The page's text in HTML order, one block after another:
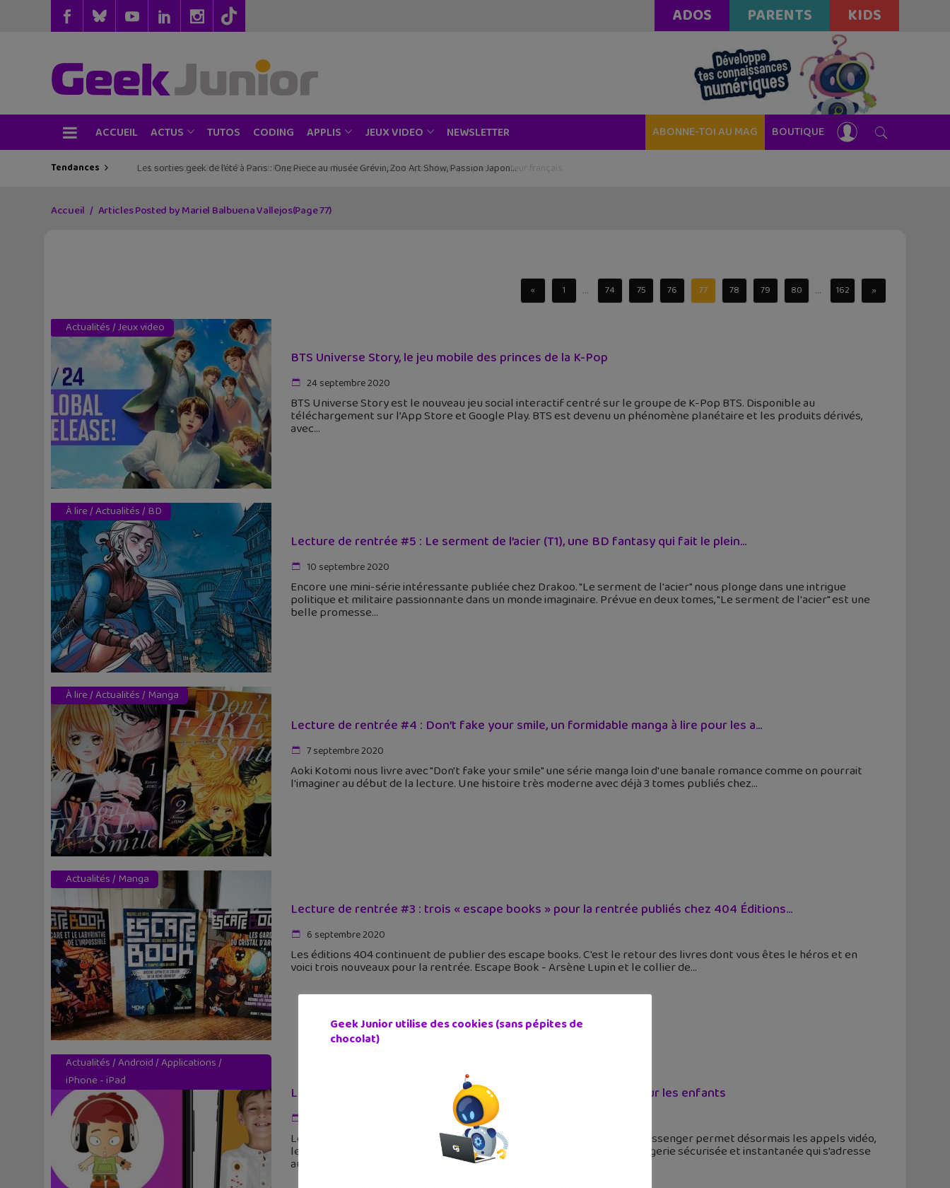
ADOS PARENTS KIDS
ACCUEIL ACTUS TUTOS CODING APPLIS JEUX VIDEO NEWSLETTER ABONNE-TOI AU MAG BOUTIQUE
Tendances Les sorties geek de l’été à Paris : One Piece au musée Grévin, Zoo Art Show, Passion Japon…
Accueil Articles Posted by Mariel Balbuena Vallejos(Page 77)
« 1 ... 74 75 76 77 78 79 80 ... 162 »
Actualités/Jeux video
BTS Universe Story, le jeu mobile des princes de la K-Pop
24 septembre 2020
BTS Universe Story est le nouveau jeu social interactif centré sur le groupe de K-Pop BTS. Disponible au
téléchargement sur l’App Store et Google Play. BTS est devenu un phénomène planétaire et les produits dérivés,
avec
À lire/Actualités/ BD
Lecture de rentrée #5 : Le serment de l’acier (T1), une BD fantasy qui fait le plein...
10 septembre 2020
Encore une mini-série intéressante publiée chez Drakoo. "Le serment de l'acier" nous plonge dans une intrigue
politique et militaire passionnante dans un monde imaginaire. Prévue en deux tomes, "Le serment de l'acier" est une
belle promesse
À lire/Actualités/ Manga
Lecture de rentrée #4 : Don’t fake your smile, un formidable manga à lire pour les a...
7 septembre 2020
Aoki Kotomi nous livre avec "Don't fake your smile" une série manga loin d'une banale romance comme on pourrait
l'imaginer au début de la lecture. Une histoire très moderne avec déjà 3 tomes publiés chez
Actualités/ Manga
Lecture de rentrée #3 : trois « escape books » pour la rentrée publiés chez 404 Éditions...
6 septembre 2020
Les éditions 404 continuent de publier des escape books. C'est le retour des livres dont vous êtes le héros et en
voici trois nouveaux pour la rentrée. Escape Book - Arsène Lupin et le collier de
Actualités/Android/Applications/
iPhone - iPad
La messagerie instantanée Xooloo Messenger lance la vidéo pour les enfants
Les enfants aussi ont droit à la visio. La messagerie française Xooloo Messenger permet désormais les appels vidéo,
les appels audio et l’envoi de photos. Xooloo Messenger est une messagerie sécurisée et instantanée qui s’adresse
aux
Geek Junior utilise des cookies (sans pépites de
chocolat)